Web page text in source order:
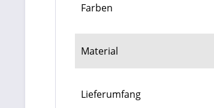
Farben
Material
Lieferumfang